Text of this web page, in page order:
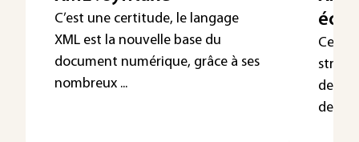
C’est une certitude, le langage
XML est la nouvelle base du
document numérique, grâce à ses
nombreux ...
Cet
de la
de les